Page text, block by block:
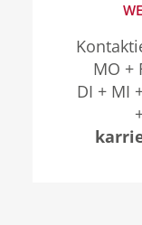
MO +
DI + MI